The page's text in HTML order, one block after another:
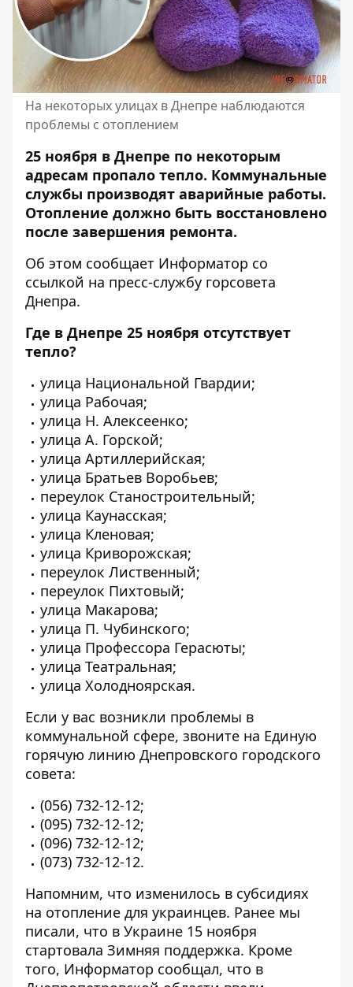
На некоторых улицах в Днепре наблюдаются
проблемы с отоплением
25 ноября в Днепре по некоторым
адресам пропало тепло. Коммунальные
службы производят аварийные работы.
Отопление должно быть восстановлено
после завершения ремонта.
Об этом сообщает Информатор со
ссылкой на пресс-службу горсовета
Днепра.
Где в Днепре 25 ноября отсутствует
тепло?
улица Национальной Гвардии;
улица Рабочая;
улица Н. Алексеенко;
улица А. Горской;
улица Артиллерийская;
улица Братьев Воробьев;
переулок Станостроительный;
улица Каунасская;
улица Кленовая;
улица Криворожская;
переулок Лиственный;
переулок Пихтовый;
улица Макарова;
улица П. Чубинского;
улица Профессора Герасюты;
улица Театральная;
улица Холодноярская.
Если у вас возникли проблемы в
коммунальной сфере, звоните на Единую
горячую линию Днепровского городского
совета:
(056) 732-12-12;
(095) 732-12-12;
(096) 732-12-12;
(073) 732-12-12.
Напомним, что изменилось в субсидиях
на отопление для украинцев. Ранее мы
писали, что в Украине 15 ноября
стартовала Зимняя поддержка. Кроме
того, Информатор сообщал, что в